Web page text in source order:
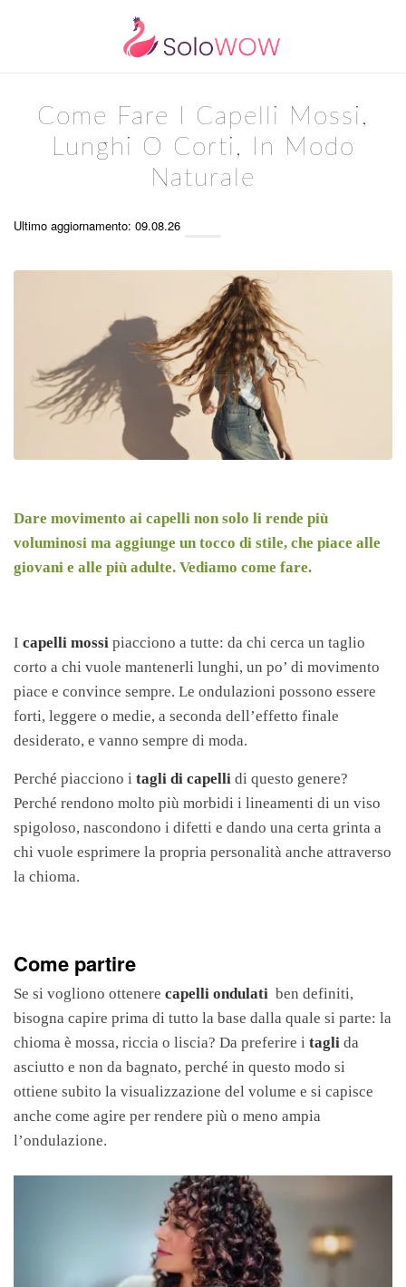
Come Fare I Capelli Mossi,
Lunghi O Corti, In Modo
Naturale
Ultimo aggiornamento: 09.08.26
Dare movimento ai capelli non solo li rende più
voluminosi ma aggiunge un tocco di stile, che piace alle
giovani e alle più adulte. Vediamo come fare.
I capelli mossi piacciono a tutte: da chi cerca un taglio
corto a chi vuole mantenerli lunghi, un po’ di movimento
piace e convince sempre. Le ondulazioni possono essere
forti, leggere o medie, a seconda dell’effetto finale
desiderato, e vanno sempre di moda.
Perché piacciono i tagli di capelli di questo genere?
Perché rendono molto più morbidi i lineamenti di un viso
spigoloso, nascondono i difetti e dando una certa grinta a
chi vuole esprimere la propria personalità anche attraverso
la chioma.
Come partire
Se si vogliono ottenere capelli ondulati ben definiti,
bisogna capire prima di tutto la base dalla quale si parte: la
chioma è mossa, riccia o liscia? Da preferire i tagli da
asciutto e non da bagnato, perché in questo modo si
ottiene subito la visualizzazione del volume e si capisce
anche come agire per rendere più o meno ampia
l’ondulazione.